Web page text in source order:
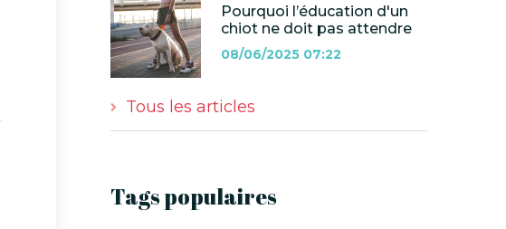
Pourquoi l’éducation d'un
chiot ne doit pas attendre
08/06/2025 07:22
Tous les articles
Tags populaires